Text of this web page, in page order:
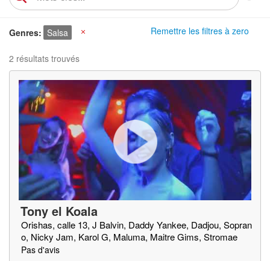
Remettre les filtres à zero
Genres Salsa
2 résultats trouvés
Tony el Koala
Orishas, calle 13, J Balvin, Daddy Yankee, Dadjou, Sopran
o, Nicky Jam, Karol G, Maluma, Maitre Gims, Stromae
Pas d'avis